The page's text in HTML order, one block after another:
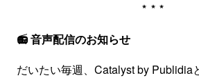
***
📻 音声配信のお知らせ
だいたい毎週、Catalyst by Publidia